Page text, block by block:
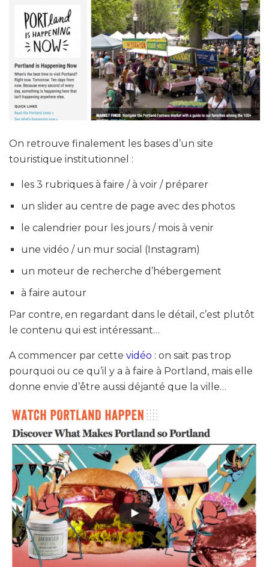
On retrouve finalement les bases d’un site
touristique institutionnel :
les 3 rubriques à faire / à voir / préparer
un slider au centre de page avec des photos
le calendrier pour les jours / mois à venir
une vidéo / un mur social (Instagram)
un moteur de recherche d’hébergement
à faire autour
Par contre, en regardant dans le détail, c’est plutôt
le contenu qui est intéressant…
A commencer par cette vidéo : on sait pas trop
pourquoi ou ce qu’il y a à faire à Portland, mais elle
donne envie d’être aussi déjanté que la ville…